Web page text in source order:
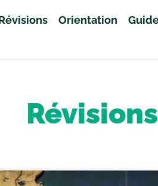
Orientation
Révisions